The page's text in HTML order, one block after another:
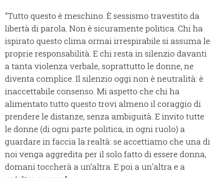
"Tutto questo è meschino. È sessismo travestito da
libertà di parola. Non è sicuramente politica. Chi ha
ispirato questo clima ormai irrespirabile si assuma le
proprie responsabilità. E chi resta in silenzio davanti
a tanta violenza verbale, soprattutto le donne, ne
diventa complice. Il silenzio oggi non è neutralità: è
inaccettabile consenso. Mi aspetto che chi ha
alimentato tutto questo trovi almeno il coraggio di
prendere le distanze, senza ambiguità. E invito tutte
le donne (di ogni parte politica, in ogni ruolo) a
guardare in faccia la realtà: se accettiamo che una di
noi venga aggredita per il solo fatto di essere donna,
domani toccherà a un’altra. E poi a un'altra e a